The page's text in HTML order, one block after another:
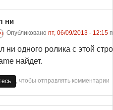
ни
Опубликовано пт, 06/09/2013 - 12:15
одного ролика с этой
найдет.
, чтобы отправлять комментарии